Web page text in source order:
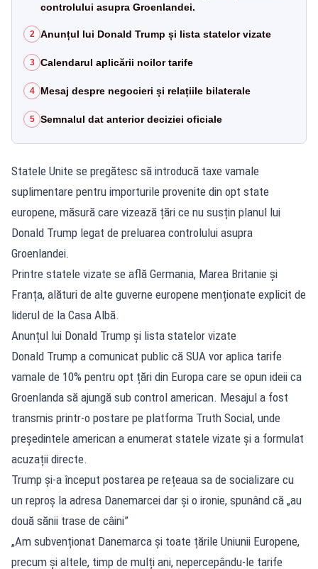
controlului asupra Groenlandei.
2 Anunțul lui Donald Trump și lista statelor vizate
3 Calendarul aplicării noilor tarife
4 Mesaj despre negocieri și relațiile bilaterale
5 Semnalul dat anterior deciziei oficiale
Statele Unite se pregătesc să introducă taxe vamale
suplimentare pentru importurile provenite din opt state
europene, măsură care vizează țări ce nu susțin planul lui
Donald Trump legat de preluarea controlului asupra
Groenlandei.
Printre statele vizate se află Germania, Marea Britanie și
Franța, alături de alte guverne europene menționate explicit de
liderul de la Casa Albă.
Anunțul lui Donald Trump și lista statelor vizate
Donald Trump a comunicat public că SUA vor aplica tarife
vamale de 10% pentru opt țări din Europa care se opun ideii ca
Groenlanda să ajungă sub control american. Mesajul a fost
transmis printr-o postare pe platforma Truth Social, unde
președintele american a enumerat statele vizate și a formulat
acuzații directe.
Trump și-a început postarea pe rețeaua sa de socializare cu
un reproș la adresa Danemarcei dar și o ironie, spunând că „au
două sănii trase de câini”
„Am subvenționat Danemarca și toate țările Uniunii Europene,
precum și altele, timp de mulți ani, nepercepându-le tarife